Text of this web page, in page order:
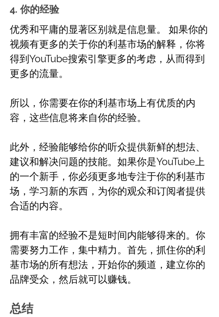
4. 你的经验
优秀和平庸的显著区别就是信息量。 如果你的
视频有更多的关于你的利基市场的解释，你将
得到YouTube搜索引擎更多的考虑，从而得到
更多的流量。
所以，你需要在你的利基市场上有优质的内
容，这些信息将来自你的经验。
此外，经验能够给你的听众提供新鲜的想法、
建议和解决问题的技能。如果你是YouTube上
的一个新手，你必须更多地专注于你的利基市
场，学习新的东西，为你的观众和订阅者提供
合适的内容。
拥有丰富的经验不是短时间内能够得来的。你
需要努力工作，集中精力。首先，抓住你的利
基市场的所有想法，开始你的频道，建立你的
品牌受众，然后就可以赚钱。
总结